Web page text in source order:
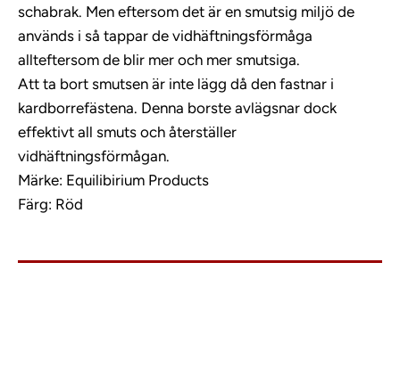
schabrak. Men eftersom det är en smutsig miljö de
används i så tappar de vidhäftningsförmåga
allteftersom de blir mer och mer smutsiga.
Att ta bort smutsen är inte lägg då den fastnar i
kardborrefästena. Denna borste avlägsnar dock
effektivt all smuts och återställer
vidhäftningsförmågan.
Märke: Equilibirium Products
Färg: Röd